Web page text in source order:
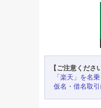
【ご注意くださ
「楽天」を名
仮名・借名取